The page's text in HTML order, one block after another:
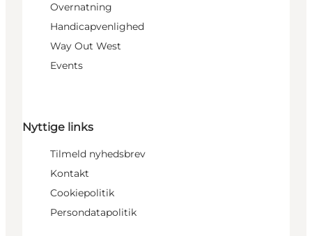
Overnatning
Handicapvenlighed
Way Out West
Events
Nyttige links
Tilmeld nyhedsbrev
Kontakt
Cookiepolitik
Persondatapolitik